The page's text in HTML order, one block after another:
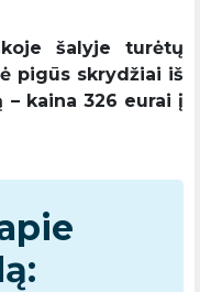
šalyje turėtų
pigūs skrydžiai iš
– kaina 326 eurai į